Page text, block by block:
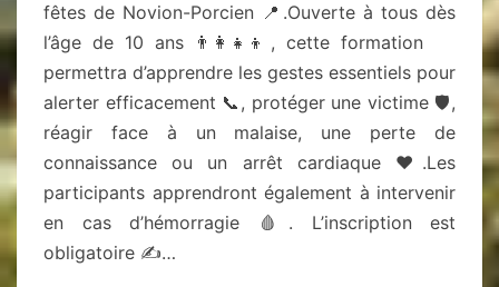
fêtes de Novion-Porcien 📍.Ouverte à tous dès
l’âge de 10 ans 👨‍👩‍👧‍👦, cette formation
permettra d’apprendre les gestes essentiels pour
alerter efficacement 📞, protéger une victime 🛡️,
réagir face à un malaise, une perte de
connaissance ou un arrêt cardiaque ❤️.Les
participants apprendront également à intervenir
en cas d’hémorragie 🩸. L’inscription est
obligatoire ✍️…